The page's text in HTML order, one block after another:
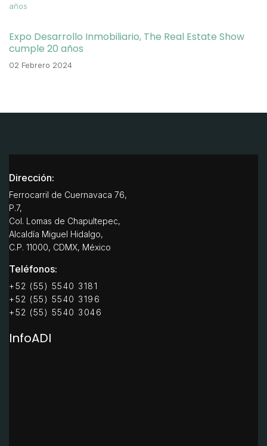
Expo Desarrollo Inmobiliario, The Real Estate Show
cumple 20 años
02 Febrero 2024
Dirección:
Ferrocarril de Cuernavaca 76,
P.7,
Col. Lomas de Chapultepec,
Alcaldía Miguel Hidalgo,
C.P. 11000, CDMX, México
Teléfonos:
+52 (55) 5540 3181
+52 (55) 5540 3196
+52 (55) 5540 3046
InfoADI